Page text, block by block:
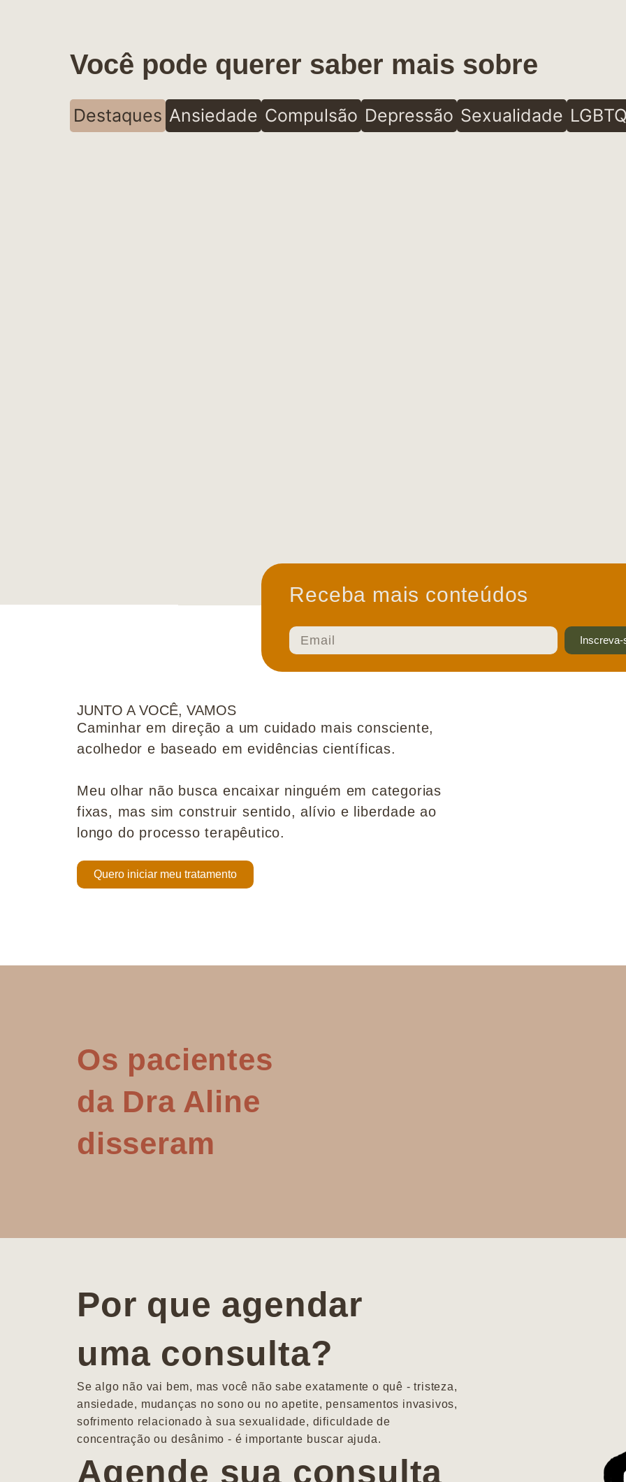
Você pode querer saber mais sobre
Destaques Ansiedade Compulsão Depressão Sexualidade
Receba mais conteúdos
Inscreva-
JUNTO A VOCÊ, VAMOS
Caminhar em direção a um cuidado mais consciente,
acolhedor e baseado em evidências científicas.
Meu olhar não busca encaixar ninguém em categorias
fixas, mas sim construir sentido, alívio e liberdade ao
longo do processo terapêutico.
Quero iniciar meu tratamento
Os pacientes
da Dra Aline
disseram
Por que agendar
uma consulta?
Se algo não vai bem, mas você não sabe exatamente o quê - tristeza,
ansiedade, mudanças no sono ou no apetite, pensamentos invasivos,
sofrimento relacionado à sua sexualidade, dificuldade de
concentração ou desânimo - é importante buscar ajuda.
Agende sua consulta